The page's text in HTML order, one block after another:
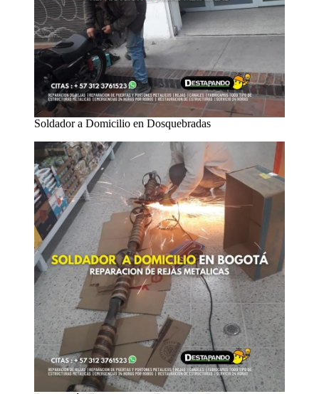
Soldador a Domicilio en Dosquebradas